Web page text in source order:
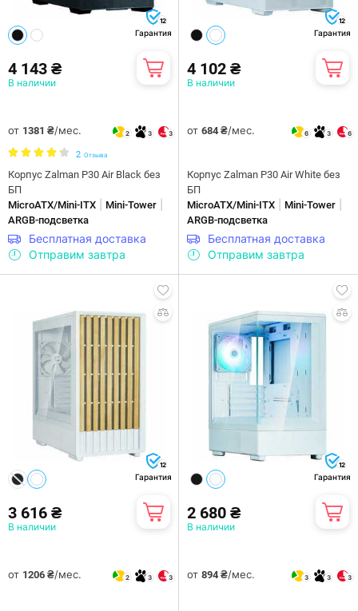
12
Гарантия
4 143 ₴
В наличии
от 1381 ₴/мес. 2 3 3
2 Отзыва
Корпус Zalman P30 Air Black без
БП
MicroATX/Mini-ITX
Mini-Tower
ARGB-подсветка
Бесплатная доставка
Отправим завтра
12
Гарантия
4 102 ₴
В наличии
от 684 ₴/мес. 6 3 6
Корпус Zalman P30 Air White без
БП
MicroATX/Mini-ITX
Mini-Tower
ARGB-подсветка
Бесплатная доставка
Отправим завтра
12
Гарантия
3 616 ₴
В наличии
от 1206 ₴/мес. 2 3 3
12
Гарантия
2 680 ₴
В наличии
от 894 ₴/мес. 3 3 3